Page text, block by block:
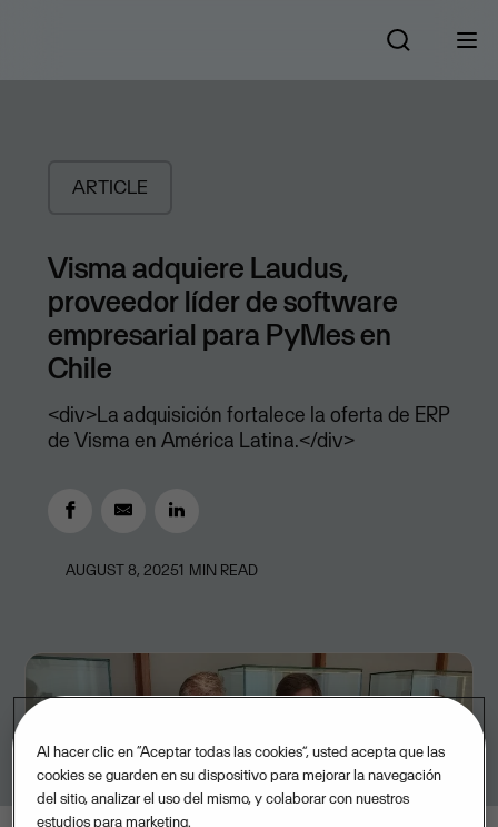
ARTICLE
Visma adquiere Laudus,
proveedor líder de software
empresarial para PyMes en
Chile
<div>La adquisición fortalece la oferta de ERP
de Visma en América Latina.</div>
AUGUST 8, 20251 MIN READ
Al hacer clic en “Aceptar todas las cookies”, usted acepta que las
cookies se guarden en su dispositivo para mejorar la navegación
del sitio, analizar el uso del mismo, y colaborar con nuestros
estudios para marketing.